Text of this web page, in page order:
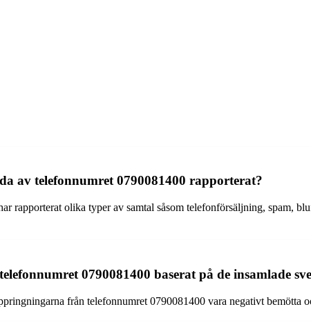
av telefonnumret 0790081400 rapporterat?
rapporterat olika typer av samtal såsom telefonförsäljning, spam,
0790081400 baserat på de insamlade
från telefonnumret 0790081400 vara negativt bemötta